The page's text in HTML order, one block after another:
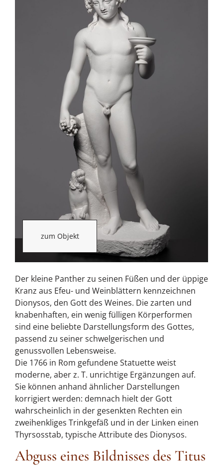
zum Objekt
Der kleine Panther zu seinen Füßen und der üppige
Kranz aus Efeu- und Weinblättern kennzeichnen
Dionysos, den Gott des Weines. Die zarten und
knabenhaften, ein wenig fülligen Körperformen
sind eine beliebte Darstellungsform des Gottes,
passend zu seiner schwelgerischen und
genussvollen Lebensweise.
Die 1766 in Rom gefundene Statuette weist
moderne, aber z. T. unrichtige Ergänzungen auf.
Sie können anhand ähnlicher Darstellungen
korrigiert werden: demnach hielt der Gott
wahrscheinlich in der gesenkten Rechten ein
zweihenkliges Trinkgefäß und in der Linken einen
Thyrsosstab, typische Attribute des Dionysos.
Abguss eines Bildnisses des Titus